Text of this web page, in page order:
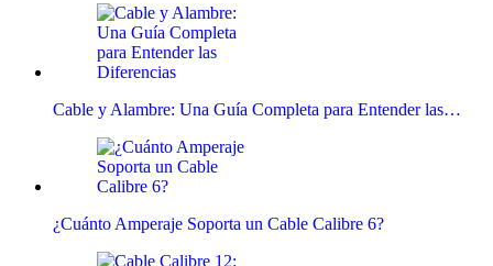
Cable y Alambre: Una Guía Completa para Entender las…
¿Cuánto Amperaje Soporta un Cable Calibre 6?